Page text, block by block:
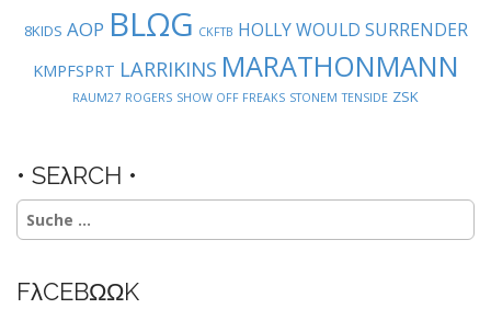
8KIDS AOP BLΩG CKFTB HOLLY WOULD SURRENDER
KMPFSPRT LARRIKINS MARATHONMANN
RAUM27 ROGERS SHOW OFF FREAKS STONEM TENSIDE ZSK
• SEλRCH •
Suche
nach:
FλCEBΩΩK